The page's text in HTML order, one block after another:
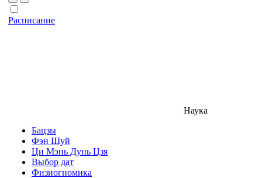
Расписание
Наука
Бацзы
Фэн Шуй
Ци Мэнь Дунь Цзя
Выбор дат
Физиогномика